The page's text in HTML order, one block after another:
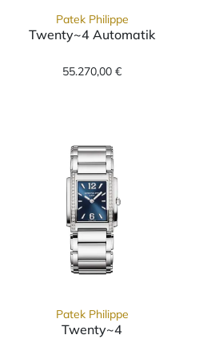
Patek Philippe
Twenty~4 Automatik
55.270,00 €
Patek Philippe
Twenty~4